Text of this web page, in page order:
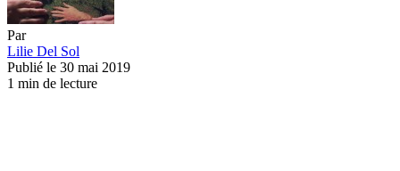
Par
Lilie Del Sol
Publié le 30 mai 2019
1 min de lecture